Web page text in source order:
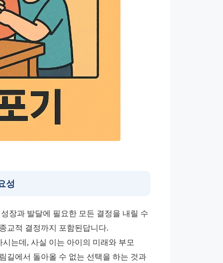
성
장과 발달에 필요한 모든 결정을 내릴 수
교적 결정까지 포함된답니다.
는데, 사실 이는 아이의 미래와 부모
길에서 돌아올 수 없는 선택을 하는 것과